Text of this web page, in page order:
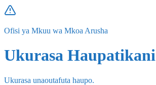
Ofisi ya Mkuu wa Mkoa Arusha
Ukurasa Haupatikani
Ukurasa unaoutafuta haupo.